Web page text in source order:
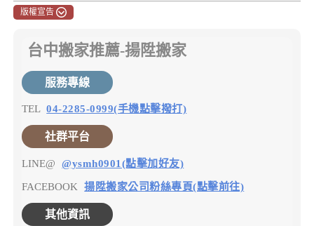
版權宣告
台中搬家推薦-揚陞搬家
服務專線
TEL 04-2285-0999(手機點擊撥打)
社群平台
LINE@ @ysmh0901(點擊加好友)
FACEBOOK 揚陞搬家公司粉絲專頁(點擊前往)
其他資訊